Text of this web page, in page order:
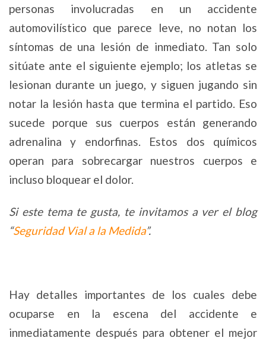
personas involucradas en un accidente
automovilístico que parece leve, no notan los
síntomas de una lesión de inmediato. Tan solo
sitúate ante el siguiente ejemplo; los atletas se
lesionan durante un juego, y siguen jugando sin
notar la lesión hasta que termina el partido. Eso
sucede porque sus cuerpos están generando
adrenalina y endorfinas. Estos dos químicos
operan para sobrecargar nuestros cuerpos e
incluso bloquear el dolor.
Si este tema te gusta, te invitamos a ver el blog
“Seguridad Vial a la Medida”.
Hay detalles importantes de los cuales debe
ocuparse en la escena del accidente e
inmediatamente después para obtener el mejor